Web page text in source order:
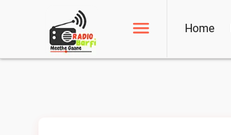
Home